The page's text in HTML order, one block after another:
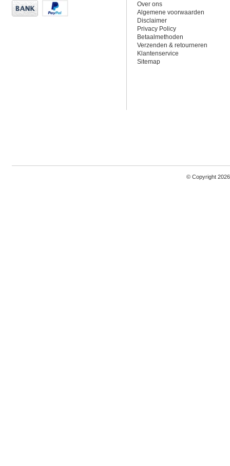
Over ons
Algemene voorwaarden
Disclaimer
Privacy Policy
Betaalmethoden
Verzenden & retourneren
Klantenservice
Sitemap
© Copyright